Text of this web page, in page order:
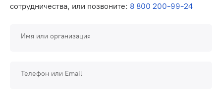
сотрудничества, или позвоните: 8 800 200-99-24
Имя или организация
Телефон или Email